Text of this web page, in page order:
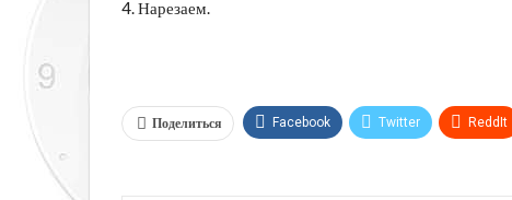
4. Нарезаем.
Поделиться Facebook Twitter ReddIt